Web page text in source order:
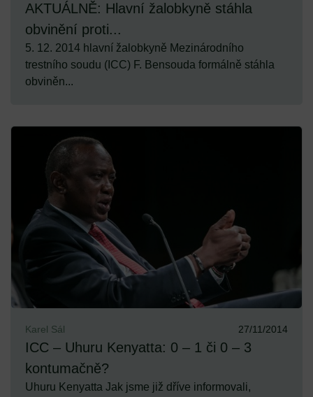
AKTUÁLNĚ: Hlavní žalobkyně stáhla
obvinění proti...
5. 12. 2014 hlavní žalobkyně Mezinárodního
trestního soudu (ICC) F. Bensouda formálně stáhla
obviněn...
Karel Sál 27/11/2014
ICC – Uhuru Kenyatta: 0 – 1 či 0 – 3
kontumačně?
Uhuru Kenyatta Jak jsme již dříve informovali,